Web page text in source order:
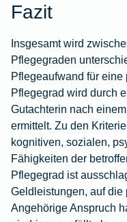
Fazit
Insgesamt wird
Pflegegraden
Pflegeaufwand für
Pflegegrad wird durch
Gutachterin nach
ermittelt. Zu den
kognitiven, sozialen,
Fähigkeiten der
Pflegegrad ist
Geldleistungen, auf
Angehörige Anspruch